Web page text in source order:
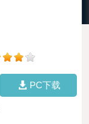
PC下载